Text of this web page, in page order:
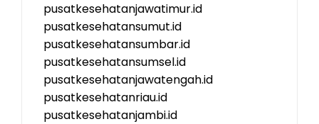
pusatkesehatanjawatimur.id
pusatkesehatansumut.id
pusatkesehatansumbar.id
pusatkesehatansumsel.id
pusatkesehatanjawatengah.id
pusatkesehatanriau.id
pusatkesehatanjambi.id